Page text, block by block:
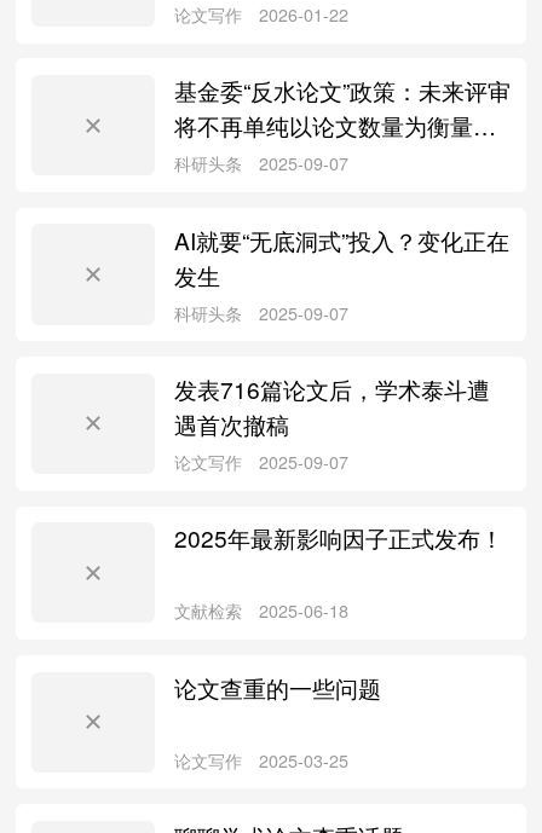
文献检索 2026-06-18
基金委“反水论文”政策：未来评审
将不再单纯以论文数量为衡量标
准
科研头条 2025-09-07
AI就要“无底洞式”投入？变化正在
发生
发表716篇论文后，学术泰斗遭
遇首次撤稿
2025年最新影响因子正式发布！
论文查重的一些问题